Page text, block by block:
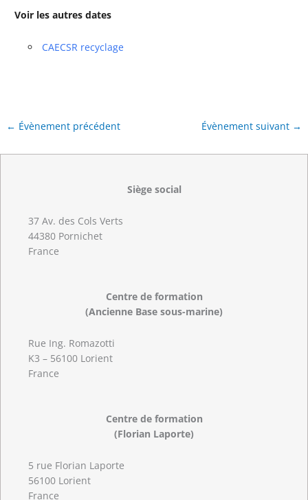
Voir les autres dates
CAECSR recyclage
← Évènement précédent Évènement suivant →
Siège social
37 Av. des Cols Verts
44380 Pornichet
France
Centre de formation
(Ancienne Base sous-marine)
Rue Ing. Romazotti
K3 – 56100 Lorient
France
Centre de formation
(Florian Laporte)
5 rue Florian Laporte
56100 Lorient
France